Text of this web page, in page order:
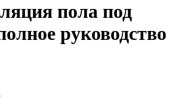
пола под
руководство